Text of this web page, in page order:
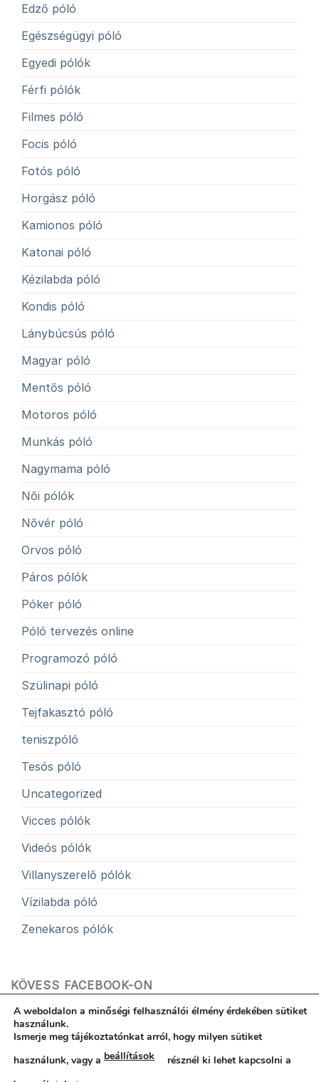
Edző póló
Egészségügyi póló
Egyedi pólók
Férfi pólók
Filmes póló
Focis póló
Fotós póló
Horgász póló
Kamionos póló
Katonai póló
Kézilabda póló
Kondis póló
Lánybúcsús póló
Magyar póló
Mentős póló
Motoros póló
Munkás póló
Nagymama póló
Női pólók
Nővér póló
Orvos póló
Páros pólók
Póker póló
Póló tervezés online
Programozó póló
Szülinapi póló
Tejfakasztó póló
teniszpóló
Tesós póló
Uncategorized
Vicces pólók
Videós pólók
Villanyszerelő pólók
Vízilabda póló
Zenekaros pólók
KÖVESS FACEBOOK-ON
Hibabejelentés
Kapcsolat
A weboldalon a minőségi felhasználói élmény érdekében sütiket
használunk.
Ismerje meg tájékoztatónkat arról, hogy milyen sütiket
használunk, vagy a beállítások
résznél ki lehet kapcsolni a